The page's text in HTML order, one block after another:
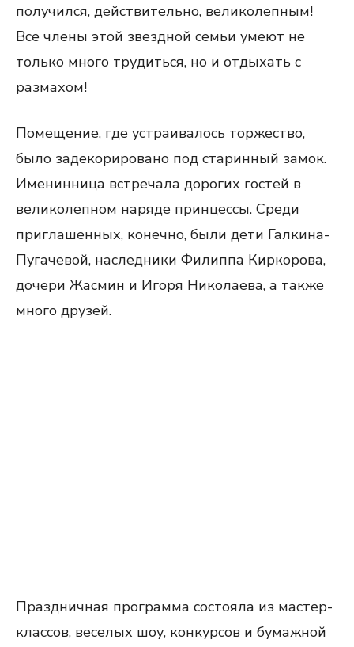
получился, действительно, великолепным!
Все члены этой звездной семьи умеют не
только много трудиться, но и отдыхать с
размахом!
Помещение, где устраивалось торжество,
было задекорировано под старинный замок.
Именинница встречала дорогих гостей в
великолепном наряде принцессы. Среди
приглашенных, конечно, были дети Галкина-
Пугачевой, наследники Филиппа Киркорова,
дочери Жасмин и Игоря Николаева, а также
много друзей.
Праздничная программа состояла из мастер-
классов, веселых шоу, конкурсов и бумажной